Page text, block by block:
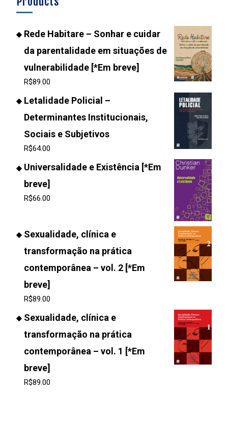
Rede Habitare – Sonhar e cuidar
da parentalidade em situações de
vulnerabilidade [*Em breve]
R$89.00
Letalidade Policial –
Determinantes Institucionais,
Sociais e Subjetivos
R$64.00
Universalidade e Existência [*Em
breve]
R$66.00
Sexualidade, clínica e
transformação na prática
contemporânea – vol. 2 [*Em
breve]
R$89.00
Sexualidade, clínica e
transformação na prática
contemporânea – vol. 1 [*Em
breve]
R$89.00